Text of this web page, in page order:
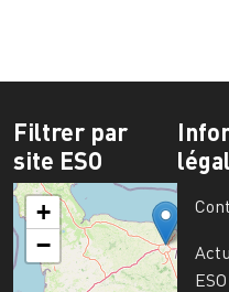
Filtrer par
site ESO
+
−
ESO